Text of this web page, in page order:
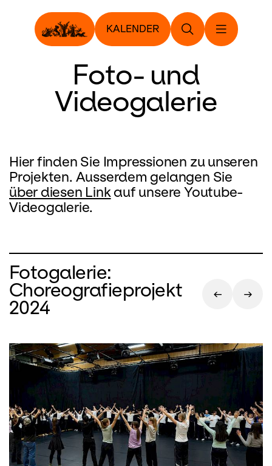
KALENDER
Foto- und
Videogalerie
Hier finden Sie Impressionen zu unseren
Projekten. Ausserdem gelangen Sie
über diesen Linkauf unsere Youtube-
Videogalerie.
Fotogalerie:
Choreografieprojekt
2024